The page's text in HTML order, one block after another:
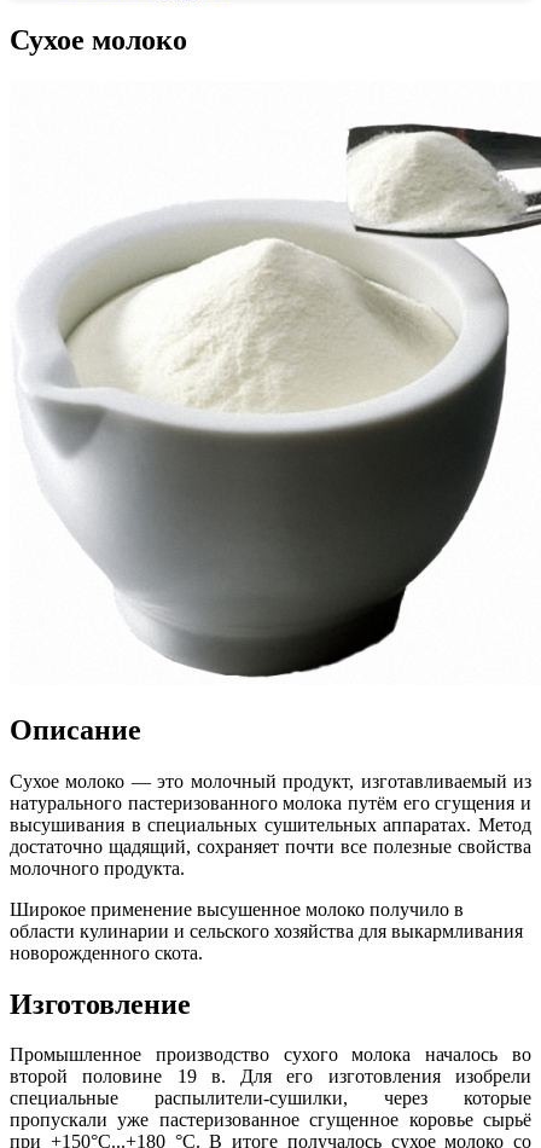
Сухое молоко
Описание
Сухое молоко — это молочный продукт, изготавливаемый из
натурального пастеризованного молока путём его сгущения и
высушивания в специальных сушительных аппаратах. Метод
достаточно щадящий, сохраняет почти все полезные свойства
молочного продукта.
Широкое применение высушенное молоко получило в
области кулинарии и сельского хозяйства для выкармливания
новорожденного скота.
Изготовление
Промышленное производство сухого молока началось во
второй половине 19 в. Для его изготовления изобрели
специальные распылители-сушилки, через которые
пропускали уже пастеризованное сгущенное коровье сырьё
при +150°C...+180 °C. В итоге получалось сухое молоко со